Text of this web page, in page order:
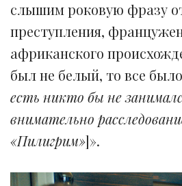
слышим роковую фразу
преступления,
африканского
был не белый, то все
есть никто бы не
внимательно
«Пилигрим»]».